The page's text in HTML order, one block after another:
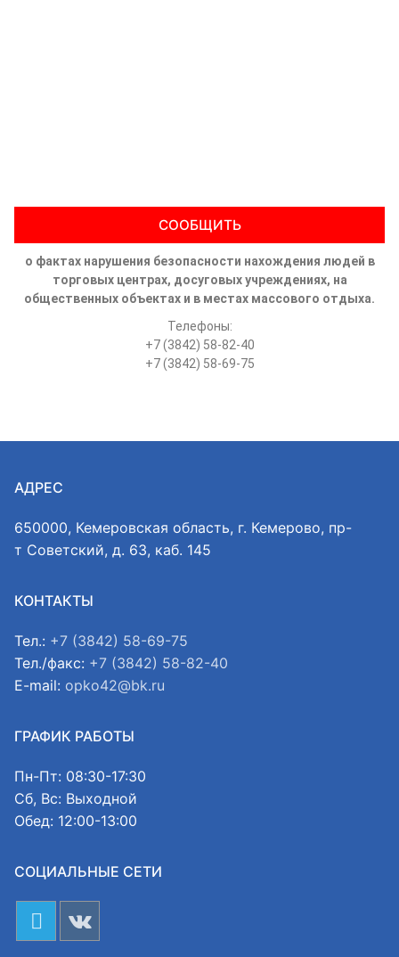
СООБЩИТЬ
о фактах нарушения безопасности нахождения людей в
торговых центрах, досуговых учреждениях, на
общественных объектах и в местах массового отдыха.
Телефоны:
+7 (3842) 58-82-40
+7 (3842) 58-69-75
АДРЕС
650000, Кемеровская область, г. Кемерово, пр-
т Советский, д. 63, каб. 145
КОНТАКТЫ
Тел.: +7 (3842) 58-69-75
Тел./факс: +7 (3842) 58-82-40
E-mail: opko42@bk.ru
ГРАФИК РАБОТЫ
Пн-Пт: 08:30-17:30
Сб, Вс: Выходной
Обед: 12:00-13:00
СОЦИАЛЬНЫЕ СЕТИ